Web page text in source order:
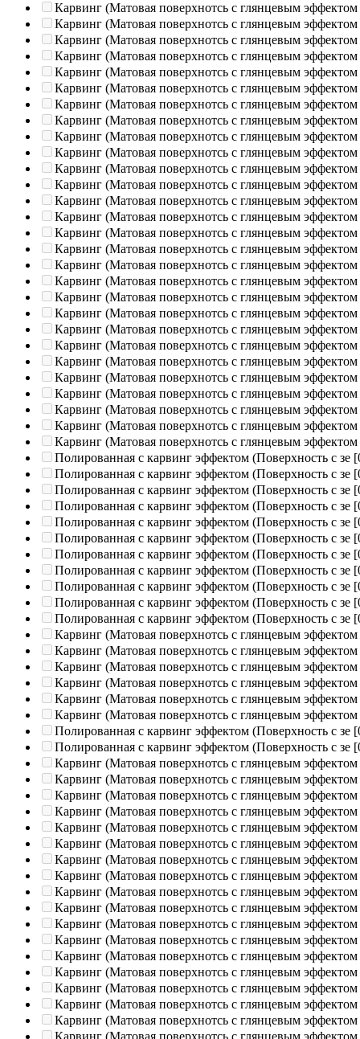
Карвинг (Матовая поверхнотсь с глянцевым эффектом
Карвинг (Матовая поверхнотсь с глянцевым эффектом
Карвинг (Матовая поверхнотсь с глянцевым эффектом
Карвинг (Матовая поверхнотсь с глянцевым эффектом
Карвинг (Матовая поверхнотсь с глянцевым эффектом
Карвинг (Матовая поверхнотсь с глянцевым эффектом
Карвинг (Матовая поверхнотсь с глянцевым эффектом
Карвинг (Матовая поверхнотсь с глянцевым эффектом
Карвинг (Матовая поверхнотсь с глянцевым эффектом
Карвинг (Матовая поверхнотсь с глянцевым эффектом
Карвинг (Матовая поверхнотсь с глянцевым эффектом
Карвинг (Матовая поверхнотсь с глянцевым эффектом
Карвинг (Матовая поверхнотсь с глянцевым эффектом
Карвинг (Матовая поверхнотсь с глянцевым эффектом
Карвинг (Матовая поверхнотсь с глянцевым эффектом
Карвинг (Матовая поверхнотсь с глянцевым эффектом
Карвинг (Матовая поверхнотсь с глянцевым эффектом
Карвинг (Матовая поверхнотсь с глянцевым эффектом
Карвинг (Матовая поверхнотсь с глянцевым эффектом
Карвинг (Матовая поверхнотсь с глянцевым эффектом
Карвинг (Матовая поверхнотсь с глянцевым эффектом
Карвинг (Матовая поверхнотсь с глянцевым эффектом
Карвинг (Матовая поверхнотсь с глянцевым эффектом
Карвинг (Матовая поверхнотсь с глянцевым эффектом
Карвинг (Матовая поверхнотсь с глянцевым эффектом
Карвинг (Матовая поверхнотсь с глянцевым эффектом
Карвинг (Матовая поверхнотсь с глянцевым эффектом
Карвинг (Матовая поверхнотсь с глянцевым эффектом
Полированная c карвинг эффектом (Поверхность с зе
Полированная c карвинг эффектом (Поверхность с зе
Полированная c карвинг эффектом (Поверхность с зе
Полированная c карвинг эффектом (Поверхность с зе
Полированная c карвинг эффектом (Поверхность с зе
Полированная c карвинг эффектом (Поверхность с зе
Полированная c карвинг эффектом (Поверхность с зе
Полированная c карвинг эффектом (Поверхность с зе
Полированная c карвинг эффектом (Поверхность с зе
Полированная c карвинг эффектом (Поверхность с зе
Полированная c карвинг эффектом (Поверхность с зе
Карвинг (Матовая поверхнотсь с глянцевым эффектом
Карвинг (Матовая поверхнотсь с глянцевым эффектом
Карвинг (Матовая поверхнотсь с глянцевым эффектом
Карвинг (Матовая поверхнотсь с глянцевым эффектом
Карвинг (Матовая поверхнотсь с глянцевым эффектом
Карвинг (Матовая поверхнотсь с глянцевым эффектом
Полированная c карвинг эффектом (Поверхность с зе
Полированная c карвинг эффектом (Поверхность с зе
Карвинг (Матовая поверхнотсь с глянцевым эффектом
Карвинг (Матовая поверхнотсь с глянцевым эффектом
Карвинг (Матовая поверхнотсь с глянцевым эффектом
Карвинг (Матовая поверхнотсь с глянцевым эффектом
Карвинг (Матовая поверхнотсь с глянцевым эффектом
Карвинг (Матовая поверхнотсь с глянцевым эффектом
Карвинг (Матовая поверхнотсь с глянцевым эффектом
Карвинг (Матовая поверхнотсь с глянцевым эффектом
Карвинг (Матовая поверхнотсь с глянцевым эффектом
Карвинг (Матовая поверхнотсь с глянцевым эффектом
Карвинг (Матовая поверхнотсь с глянцевым эффектом
Карвинг (Матовая поверхнотсь с глянцевым эффектом
Карвинг (Матовая поверхнотсь с глянцевым эффектом
Карвинг (Матовая поверхнотсь с глянцевым эффектом
Карвинг (Матовая поверхнотсь с глянцевым эффектом
Карвинг (Матовая поверхнотсь с глянцевым эффектом
Карвинг (Матовая поверхнотсь с глянцевым эффектом